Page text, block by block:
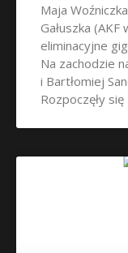
Maja
Gałuszka
eliminacyjne
Na zachodzie
i Bartłomiej
Rozpoczęły się